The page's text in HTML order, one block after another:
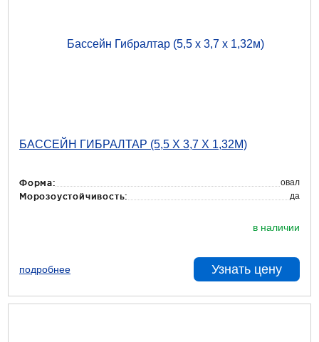
БАССЕЙН ГИБРАЛТАР (5,5 Х 3,7 Х 1,32М)
Форма: овал
Морозоустойчивость: да
в наличии
подробнее Узнать цену